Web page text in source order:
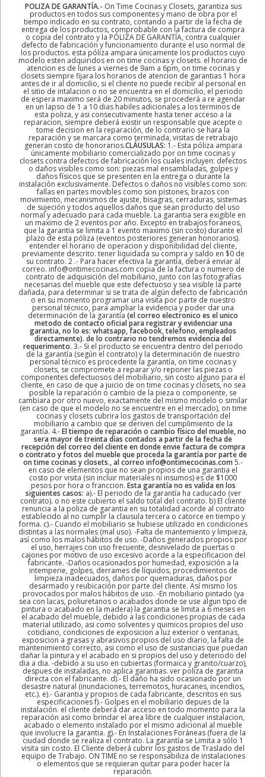
POLIZA DE GARANTÍA.- On Time Cocinas y Closets, garantiza sus
productos en todos sus componentes y mano de obra por el
tiempo indicado en su contrato, contando a partir de la fecha de
entrega de los productos, comprobable con la factura de compra
o copia del contrato y la PÓLIZA DE GARANTÍA, contra cualquier
defecto de fabricación y funcionamiento durante el uso normal de
los productos. esta póliza ampara únicamente los productos cuyo
modelo esten adquiridos en on time cocinas y closets. el horario de
atencion es de lunes a viernes de 9am a 6pm, on time cocinas y
closets siempre fijara los horarios de atencion de garantias 1 hora
antes de ir al domicilio, si el cliente no puede recibir al personal en
el sitio de intalacion o no se encuentra en el domicilio, el periodo
de espera maximo será de 20 minutos, se procederá a re agendar
en un lapso de 1 a 10 dias habiles adicionales a los terminos de
esta poliza, y asi consecutivamente hasta tener acceso a la
reparacion, siempre deberá existir un responsable que acepte o
tome decision en la reparación, de lo contrario se hara la
reparación y se marcara como terminada, visitas de retrabajo
generan costo de honorarios.CLÁUSULAS: 1.- Esta póliza ampara
únicamente mobiliario comercializado por on time cocinas y
closets contra defectos de fabricación los cuales incluyen: defectos
o daños visibles como son: piezas mal ensambladas, golpes y
daños físicos que se presenten en la entrega o durante la
instalación exclusivamente. Defectos o daños no visibles como son:
fallas en partes movibles como son pistones, brazos con
movimiento, mecanismos de ajuste, bisagras, cerraduras, sistemas
de sujeción y todos aquellos daños que sean producto del uso
normal y adecuado para cada mueble. La garantia sera exigible en
un maximo de 2 eventos por año. Excepto en trabajos foraneos,
que la garantia se limita a 1 evento maximo (sin costo) durante el
plazo de esta póliza (eventos posteriores generan honorarios).
entender el horario de operacion y disponibilidad del cliente,
previamente descrito. tener liquidada su compra y saldo en $0 de
su contrato. 2 .- Para hacer efectiva la garantía, deberá enviar al
correo. info@ontimecocinas.com copia de la factura o numero de
contrato de adquisición del mobiliario, junto con las fotografías
necesarias del mueble que este defectuoso y sea visible la parte
dañada, para determinar si se trata de algún defecto de fabricación
o en su momento programar una visita por parte de nuestro
personal técnico, para ampliar la evidencia y poder dar una
determinación de la garantía (el correo electronico es el unico
metodo de contacto oficial para registrar y evidenciar una
garantia, no lo es: whatsapp, facebook, telefono, empleados
directamente). de lo contrario no tendremos evidencia del
requerimento. 3.- Si el producto se encuentra dentro del periodo
de la garantía (según el contrato) y la determinación de nuestro
personal técnico es procedente la garantía, on time cocinas y
closets, se compromete a reparar y/o reponer las piezas o
componentes defectuosos del mobiliario, sin costo alguno para el
cliente, en caso de que a juicio de on time cocinas y closets, no sea
posible la reparación o cambio de la pieza o componente, se
cambiara por otro nuevo, exactamente del mismo modelo o similar
(en caso de que el modelo no se encuentre en el mercado), on time
cocinas y closets cubrira los gastos de transportación del
mobiliario a cambio que se deriven del cumplimiento de la
garantía. 4.-El tiempo de reparación o cambio físico del mueble, no
sera mayor de treinta días contados a partir de la fecha de
recepción del correo del cliente en donde envie factura de compra
o contrato y fotos del mueble que proceda la garantía por parte de
on time cocinas y closets., al correo info@ontimecocinas.com 5.-
en caso de elementos que no sean propios de una garantia el
costo por visita (sin incluir materiales ni insumos) es de $1000
pesos por hora o franccion. Esta garantía no es valida en los
siguientes casos: a).- El periodo de la garantía ha caducado (ver
contrato). o no este cubierto el saldo total del contrato. b) El cliente
renuncia a la poliza de garantia en su totalidad acorde al contrato
establecido al no cumplir la clausula tercera o catorce en tiempo y
forma. c).- Cuando el mobiliario se hubiese utilizado en condiciones
distintas a las normales (mal uso). -Falta de mantemiento y limpieza,
así como los malos hábitos de uso. -Daños generados propios por
el uso, herrajes con uso frecuente, desnivelado de puertas o
cajones por motivo de uso excesivo acorde a la especificacion del
fabricante. -Daños ocasionados por humedad, exposición a la
intemperie, golpes, derrames de líquidos, procedimientos de
limpieza inadecuados, daños por quemaduras, daños por
desarmado y reubicación por parte del cliente. Así mismo los
provocados por malos hábitos de uso. -En mobiliario pintado (ya
sea con lacas, poliuretanos o acabados donde se use algun tipo de
pintura o acabado en la madera) la garantia se limita a 6 meses en
el acabado del mueble, debido a las condiciones propias de cada
material utilizado, asi como solventes y quimicos propios del uso
cotidiano, condiciones de exposicion a luz exterior o ventanas,
exposicion a grasas y abrasivos propios del uso diario, la falta de
mantenimiento correcto, asi como el uso de sustancias que puedan
dañar la pintura y el acabado en si propios del uso y deteriodo del
dia a dia. -debido a su uso en cubiertas (formaica y granito/cuarzo),
despues de instaladas, no aplica garantias. ver poliza de garantia
directa con el fabricante. d).- El daño ha sido ocasionado por un
desastre natural (inundaciones, terremotos, huracanes, incendios,
etc.). e).- Garantia y propios de cada fabricante, descritos en sus
especificaciones f).- Golpes en el mobiliario depues de la
instalación. el cliente deberá dar acceso en todo momento para la
reparación asi como brindar el area libre de cualquier instalacion,
acabado o elemento instalado por el mismo adicional al mueble
que involucre la garantia. g).- En Instalaciones Foráneas (fuera de la
ciudad donde se realiza el contrato. La garantía se Limita a sólo 1
visita sin costo. El Cliente deberá cubrir los gastos de Traslado del
equipo de Trabajo. ON TIME no se responsabiliza de instalaciones
o elementos que se requieran quitar para poder hacer la
reparación.